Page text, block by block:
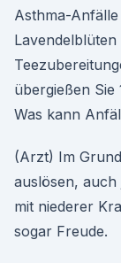
Asthma-
übergießen
Was kann
(Arzt) Im
auslösen, auch
mit niederer
sogar Freude.